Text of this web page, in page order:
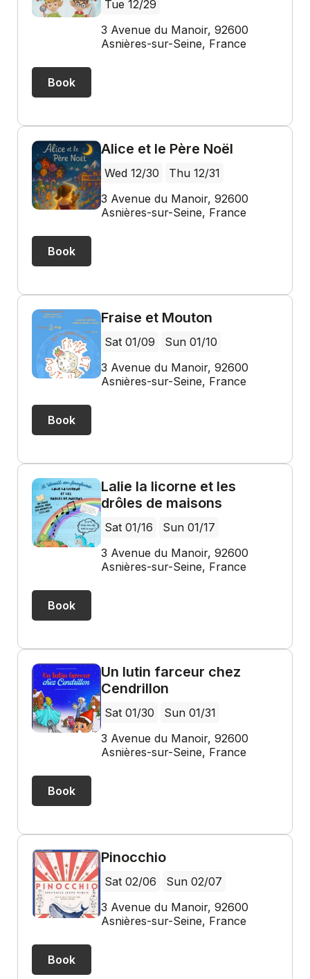
Tue 12/29
3 Avenue du Manoir, 92600
Asnières-sur-Seine, France
Book
Alice et le Père Noël
Wed 12/30
Thu 12/31
3 Avenue du Manoir, 92600
Asnières-sur-Seine, France
Book
Fraise et Mouton
Sat 01/09
Sun 01/10
3 Avenue du Manoir, 92600
Asnières-sur-Seine, France
Book
Lalie la licorne et les
drôles de maisons
Sat 01/16
Sun 01/17
3 Avenue du Manoir, 92600
Asnières-sur-Seine, France
Book
Un lutin farceur chez
Cendrillon
Sat 01/30
Sun 01/31
3 Avenue du Manoir, 92600
Asnières-sur-Seine, France
Book
Pinocchio
Sat 02/06
Sun 02/07
3 Avenue du Manoir, 92600
Asnières-sur-Seine, France
Book